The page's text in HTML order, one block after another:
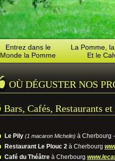
Entrez dans le
Monde la Pomme
La Pomme,
Et le
OÙ DÉGUSTER NOS
Bars, Cafés, Restaurants
Le Pily (1 macaron Michelin) à Cherbourg -
Restaurant Le Plouc 2 à Cherbourg
Café du Théâtre à Cherbourg